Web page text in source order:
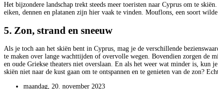
Het bijzondere landschap trekt steeds meer toeristen naar Cyprus om te
eiken, dennen en platanen zijn hier vaak te vinden. Mouflons, een soort
5. Zon, strand en sneeuw
Als je toch aan het skiën bent in Cyprus, mag je de verschillende
te maken over lange wachttijden of overvolle wegen. Bovendien zorgen de
en oude Griekse theaters niet overslaan. En als het weer wat minder is, kun
skiën niet naar de kust gaan om te ontspannen en te genieten van de zon?
maandag, 20. november 2023